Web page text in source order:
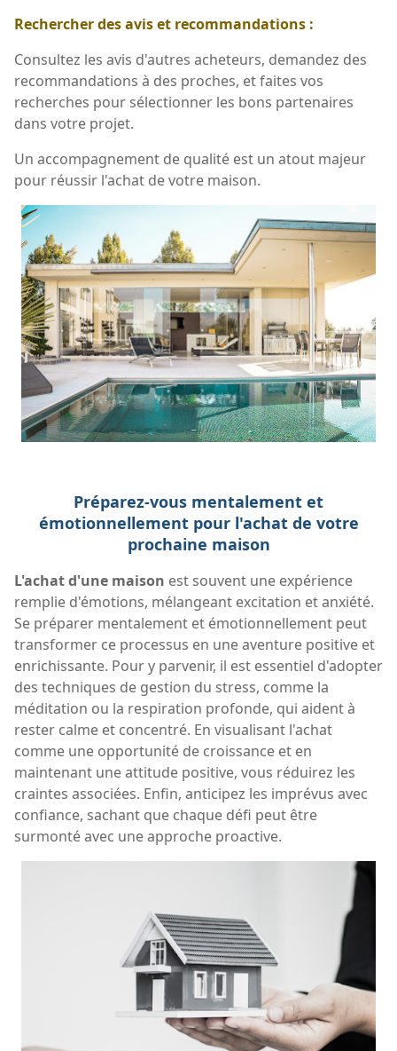
Rechercher des avis et recommandations :
Consultez les avis d'autres acheteurs, demandez des
recommandations à des proches, et faites vos
recherches pour sélectionner les bons partenaires
dans votre projet.
Un accompagnement de qualité est un atout majeur
pour réussir l'achat de votre maison.
Préparez-vous mentalement et
émotionnellement pour l'achat de votre
prochaine maison
L'achat d'une maison est souvent une expérience
remplie d'émotions, mélangeant excitation et anxiété.
Se préparer mentalement et émotionnellement peut
transformer ce processus en une aventure positive et
enrichissante. Pour y parvenir, il est essentiel d'adopter
des techniques de gestion du stress, comme la
méditation ou la respiration profonde, qui aident à
rester calme et concentré. En visualisant l'achat
comme une opportunité de croissance et en
maintenant une attitude positive, vous réduirez les
craintes associées. Enfin, anticipez les imprévus avec
confiance, sachant que chaque défi peut être
surmonté avec une approche proactive.